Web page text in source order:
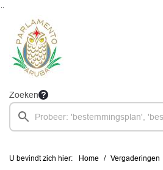
Zoeken
U bevindt zich hier: Home Vergaderingen